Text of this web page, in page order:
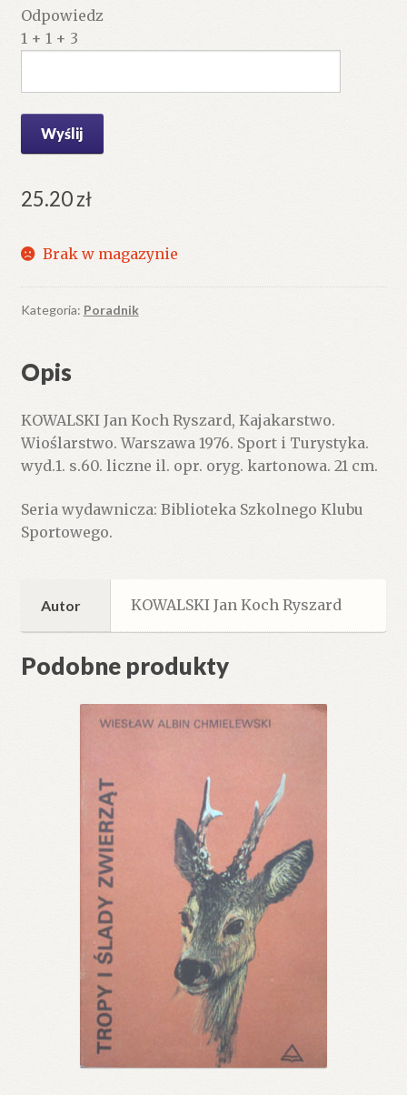
Odpowiedz
1 + 1 + 3
25.20zł
Brak w magazynie
Kategoria: Poradnik
Opis
KOWALSKI Jan Koch Ryszard, Kajakarstwo.
Wioślarstwo. Warszawa 1976. Sport i Turystyka.
wyd.1. s.60. liczne il. opr. oryg. kartonowa. 21 cm.
Seria wydawnicza: Biblioteka Szkolnego Klubu
Sportowego.
Autor KOWALSKI Jan Koch Ryszard
Podobne produkty